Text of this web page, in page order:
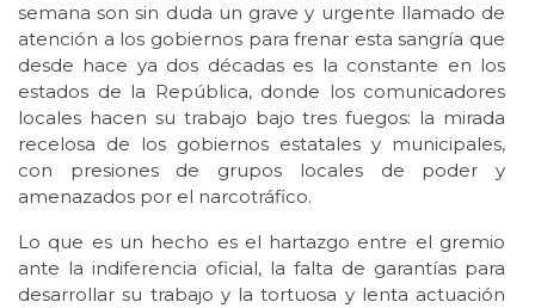
semana son sin duda un grave y urgente llamado de
atención a los gobiernos para frenar esta sangría que
desde hace ya dos décadas es la constante en los
estados de la República, donde los comunicadores
locales hacen su trabajo bajo tres fuegos: la mirada
recelosa de los gobiernos estatales y municipales,
con presiones de grupos locales de poder y
amenazados por el narcotráfico.
Lo que es un hecho es el hartazgo entre el gremio
ante la indiferencia oficial, la falta de garantías para
desarrollar su trabajo y la tortuosa y lenta actuación